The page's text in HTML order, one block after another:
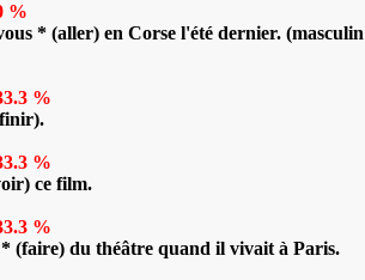
%
* (aller) en Corse l'été dernier. (masculin
%
%
ce film.
%
* (faire) du théâtre quand il vivait à Paris.